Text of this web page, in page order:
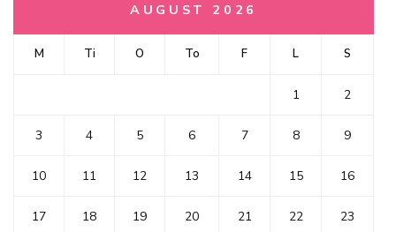
AUGUST 2026
M Ti O To F L S
1 2
3 4 5 6 7 8 9
10 11 12 13 14 15 16
17 18 19 20 21 22 23